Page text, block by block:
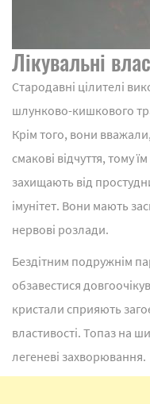
Лікувальні
Стародавні цілителі
шлунково-кишкового
Крім того, вони
смакові відчуття, тому
захищають від
імунітет. Вони мають
нервові розлади.
Бездітним подружнім
обзавестися
кристали сприяють
властивості. Топаз на
легеневі захворювання.